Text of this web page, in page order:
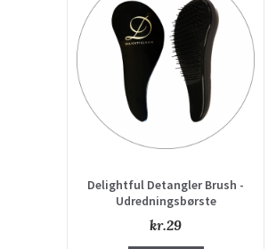
Delightful Detangler Brush -
Udredningsbørste
kr.29